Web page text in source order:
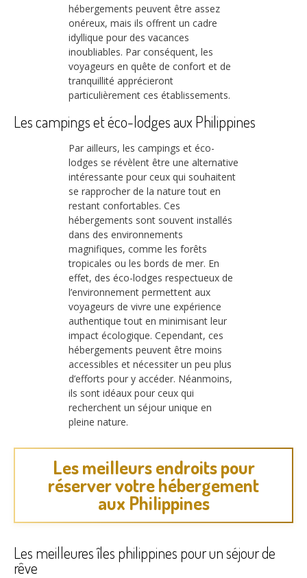
hébergements peuvent être assez
onéreux, mais ils offrent un cadre
idyllique pour des vacances
inoubliables. Par conséquent, les
voyageurs en quête de confort et de
tranquillité apprécieront
particulièrement ces établissements.
Les campings et éco-lodges aux Philippines
Par ailleurs, les campings et éco-
lodges se révèlent être une alternative
intéressante pour ceux qui souhaitent
se rapprocher de la nature tout en
restant confortables. Ces
hébergements sont souvent installés
dans des environnements
magnifiques, comme les forêts
tropicales ou les bords de mer. En
effet, des éco-lodges respectueux de
l’environnement permettent aux
voyageurs de vivre une expérience
authentique tout en minimisant leur
impact écologique. Cependant, ces
hébergements peuvent être moins
accessibles et nécessiter un peu plus
d’efforts pour y accéder. Néanmoins,
ils sont idéaux pour ceux qui
recherchent un séjour unique en
pleine nature.
Les meilleurs endroits pour
réserver votre hébergement
aux Philippines
Les meilleures îles philippines pour un séjour de
rêve